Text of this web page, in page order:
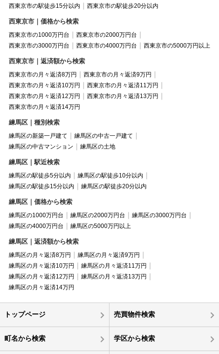
西東京市の駅徒歩15分以内
西東京市の駅徒歩20分以内
西東京市｜価格から検索
西東京市の1000万円台
西東京市の2000万円台
西東京市の3000万円台
西東京市の4000万円台 西東京市の5000万円以上
西東京市｜返済額から検索
西東京市の月々返済8万円
西東京市の月々返済9万円
西東京市の月々返済10万円
西東京市の月々返済11万円
西東京市の月々返済12万円
西東京市の月々返済13万円
西東京市の月々返済14万円
練馬区｜種別検索
練馬区の新築一戸建て
練馬区の中古一戸建て
練馬区の中古マンション
練馬区の土地
練馬区｜駅近検索
練馬区の駅徒歩5分以内
練馬区の駅徒歩10分以内
練馬区の駅徒歩15分以内
練馬区の駅徒歩20分以内
練馬区｜価格から検索
練馬区の1000万円台 練馬区の2000万円台
練馬区の3000万円台
練馬区の4000万円台
練馬区の5000万円以上
練馬区｜返済額から検索
練馬区の月々返済8万円
練馬区の月々返済9万円
練馬区の月々返済10万円
練馬区の月々返済11万円
練馬区の月々返済12万円
練馬区の月々返済13万円
練馬区の月々返済14万円
トップページ 売買物件検索
町名から検索 学区から検索